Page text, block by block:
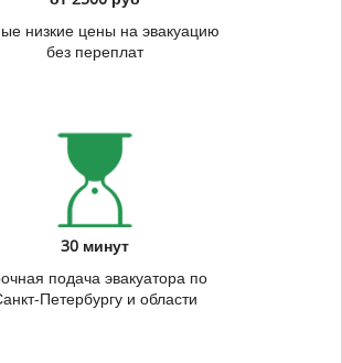
низкие цены на эвакуацию
без переплат
30 минут
подача эвакуатора по
Петербургу и области